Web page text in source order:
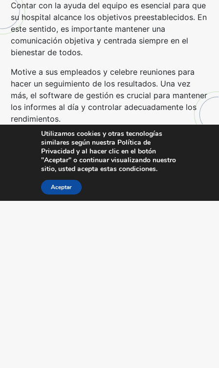
Contar con la ayuda del equipo es esencial para que
su hospital alcance los objetivos preestablecidos. En
este sentido, es importante mantener una
comunicación objetiva y centrada siempre en el
bienestar de todos.
Motive a sus empleados y celebre reuniones para
hacer un seguimiento de los resultados. Una vez
más, el software de gestión es crucial para mantener
los informes al día y controlar adecuadamente los
rendimientos.
Como puede ver, no hay nada mejor que contar
siempre con latecnología en la gestión de los
recursos. Es una ayuda que aporta ganancias de
manteniendo la gestión en un nivel de excelencia.
Utilizamos cookies y otras tecnologías
similares según nuestra Política de
Privacidad y al hacer clic en el botón
"Aceptar" o continuar visualizando nuestro
sitio, usted acepta estas condiciones.
Aceptar